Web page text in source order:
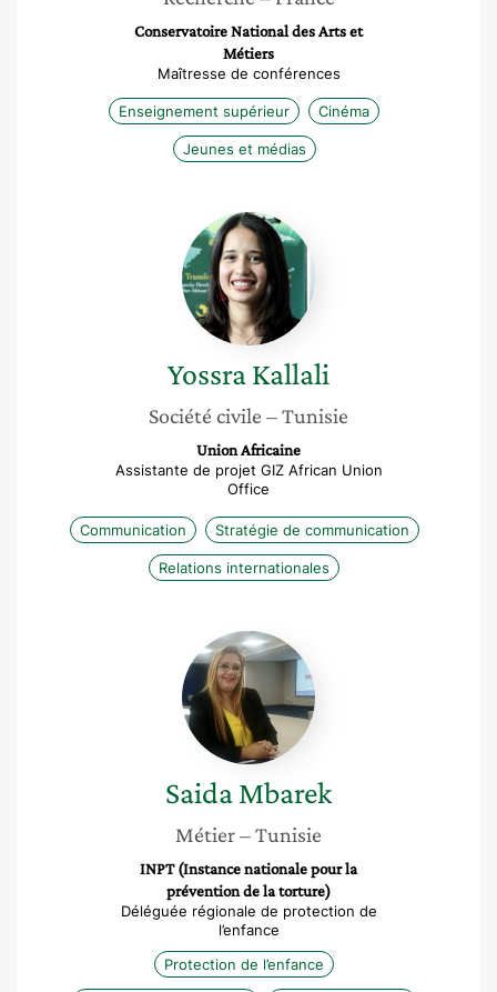
Conservatoire National des Arts et
Métiers
Maîtresse de conférences
Enseignement supérieur Cinéma
Jeunes et médias
Yossra
Kallali
YossraKallali
Société civile – Tunisie
Union Africaine
Assistante de projet GIZ African Union
Office
Communication Stratégie de communication
Relations internationales
Saida
Mbarek
SaidaMbarek
Métier– Tunisie
INPT (Instance nationale pour la
prévention de la torture)
Déléguée régionale de protection de
l’enfance
Protection de l’enfance